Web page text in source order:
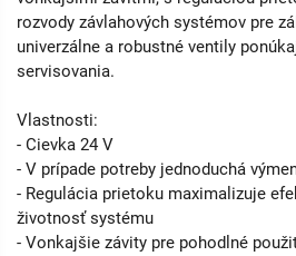
rozvody závlahových systémov pre
univerzálne a robustné ventily
servisovania.
Vlastnosti:
- Cievka 24 V
- V prípade potreby jednoduchá
- Regulácia prietoku maximalizuje
životnosť systému
- Vonkajšie závity pre pohodlné